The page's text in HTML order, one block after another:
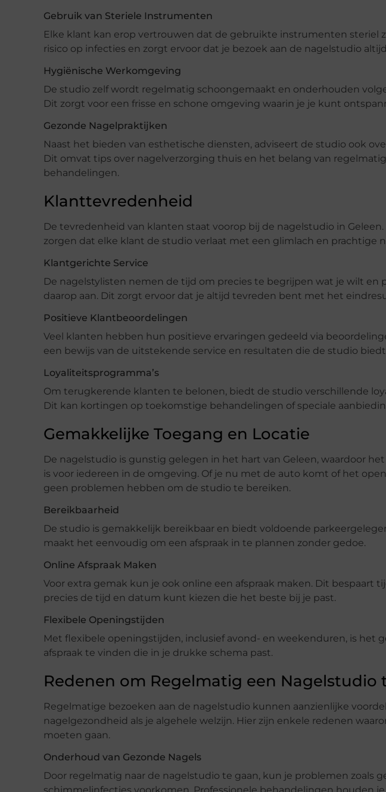
Gebruik van Steriele Instrumenten
Elke klant kan erop vertrouwen dat de gebruikte instrumenten steriel
risico op infecties en zorgt ervoor dat je bezoek aan de nagelstudio
Hygiënische Werkomgeving
De studio zelf wordt regelmatig schoongemaakt en onderhouden
Dit zorgt voor een frisse en schone omgeving waarin je je kunt
Gezonde Nagelpraktijken
Naast het bieden van esthetische diensten, adviseert de studio ook
Dit omvat tips over nagelverzorging thuis en het belang van
behandelingen.
Klanttevredenheid
De tevredenheid van klanten staat voorop bij de nagelstudio in
zorgen dat elke klant de studio verlaat met een glimlach en prachtige
Klantgerichte Service
De nagelstylisten nemen de tijd om precies te begrijpen wat je wilt en
daarop aan. Dit zorgt ervoor dat je altijd tevreden bent met het
Positieve Klantbeoordelingen
Veel klanten hebben hun positieve ervaringen gedeeld via
een bewijs van de uitstekende service en resultaten die de studio
Loyaliteitsprogramma’s
Om terugkerende klanten te belonen, biedt de studio verschillende
Dit kan kortingen op toekomstige behandelingen of speciale
Gemakkelijke Toegang en Locatie
De nagelstudio is gunstig gelegen in het hart van Geleen, waardoor
is voor iedereen in de omgeving. Of je nu met de auto komt of het
geen problemen hebben om de studio te bereiken.
Bereikbaarheid
De studio is gemakkelijk bereikbaar en biedt voldoende
maakt het eenvoudig om een afspraak in te plannen zonder gedoe.
Online Afspraak Maken
Voor extra gemak kun je ook online een afspraak maken. Dit bespaart
precies de tijd en datum kunt kiezen die het beste bij je past.
Flexibele Openingstijden
Met flexibele openingstijden, inclusief avond- en weekenduren, is het
afspraak te vinden die in je drukke schema past.
Redenen om Regelmatig een Nagelstudio
Regelmatige bezoeken aan de nagelstudio kunnen aanzienlijke
nagelgezondheid als je algehele welzijn. Hier zijn enkele redenen
moeten gaan.
Onderhoud van Gezonde Nagels
Door regelmatig naar de nagelstudio te gaan, kun je problemen zoals